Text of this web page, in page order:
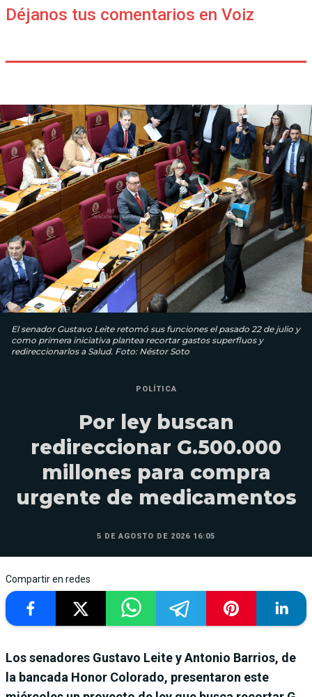
Déjanos tus comentarios en Voiz
El senador Gustavo Leite retomó sus funciones el pasado 22 de julio y
como primera iniciativa plantea recortar gastos superfluos y
redireccionarlos a Salud. Foto: Néstor Soto
POLÍTICA
Por ley buscan
redireccionar G.500.000
millones para compra
urgente de medicamentos
5 DE AGOSTO DE 2026 16:05
Compartir en redes
Los senadores Gustavo Leite y Antonio Barrios, de
la bancada Honor Colorado, presentaron este